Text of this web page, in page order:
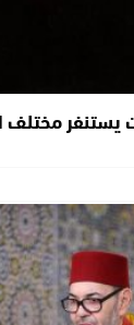
يستنفر